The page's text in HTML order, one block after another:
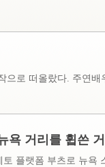
으로 떠올랐다. 주연배
욕 거리를 휩쓴
플랫폼 부츠로 뉴욕